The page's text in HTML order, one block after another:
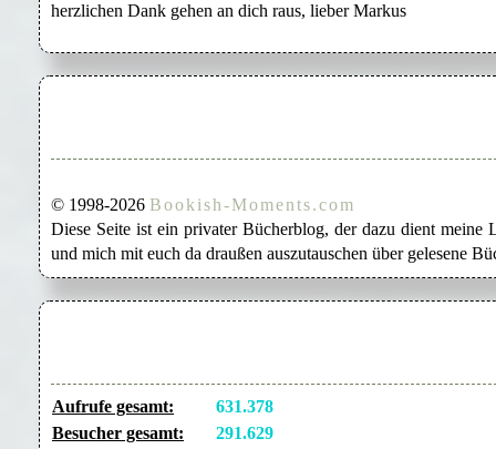
herzlichen Dank gehen an dich raus, lieber Markus
© 1998-2026 Bookish-Moments.com
Diese Seite ist ein privater Bücherblog, der dazu dient meine
und mich mit euch da draußen auszutauschen über gelesene
Aufrufe gesamt:
631.378
Besucher gesamt:
291.629